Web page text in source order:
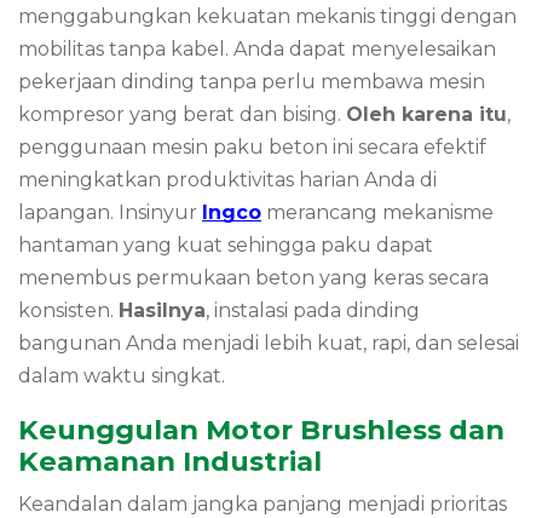
menggabungkan kekuatan mekanis tinggi dengan
mobilitas tanpa kabel. Anda dapat menyelesaikan
pekerjaan dinding tanpa perlu membawa mesin
kompresor yang berat dan bising. Oleh karena itu,
penggunaan mesin paku beton ini secara efektif
meningkatkan produktivitas harian Anda di
lapangan. Insinyur Ingco merancang mekanisme
hantaman yang kuat sehingga paku dapat
menembus permukaan beton yang keras secara
konsisten. Hasilnya, instalasi pada dinding
bangunan Anda menjadi lebih kuat, rapi, dan selesai
dalam waktu singkat.
Keunggulan Motor Brushless dan
Keamanan Industrial
Keandalan dalam jangka panjang menjadi prioritas